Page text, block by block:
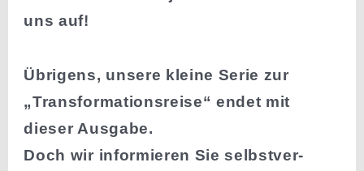
uns auf!
Übrigens, unsere kleine Serie zur
„Trans­for­ma­ti­ons­reise“ endet mit
dieser Ausgabe.
Doch wir infor­mieren Sie selbst­ver­